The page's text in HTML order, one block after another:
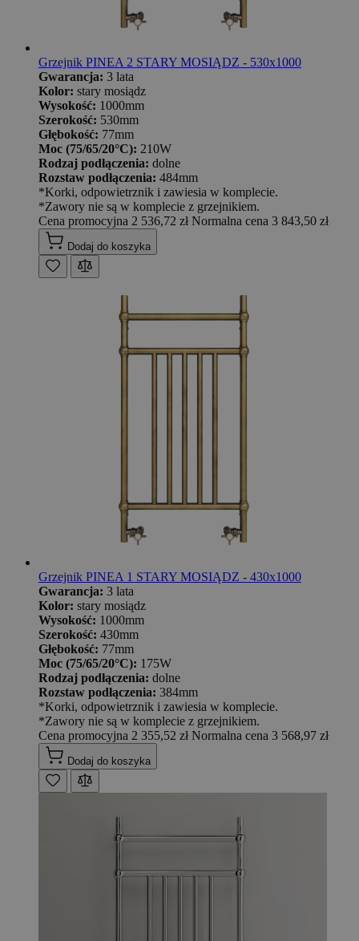
Grzejnik PINEA 2 STARY MOSIĄDZ - 530x1000
Gwarancja: 3 lata
Kolor: stary mosiądz
Wysokość: 1000mm
Szerokość: 530mm
Głębokość: 77mm
Moc (75/65/20°C): 210W
Rodzaj podłączenia: dolne
Rozstaw podłączenia: 484mm
*Korki, odpowietrznik i zawiesia w komplecie.
*Zawory nie są w komplecie z grzejnikiem.
Cena promocyjna 2 536,72 zł Normalna cena 3 843,50 zł
Dodaj do koszyka
Grzejnik PINEA 1 STARY MOSIĄDZ - 430x1000
Gwarancja: 3 lata
Kolor: stary mosiądz
Wysokość: 1000mm
Szerokość: 430mm
Głębokość: 77mm
Moc (75/65/20°C): 175W
Rodzaj podłączenia: dolne
Rozstaw podłączenia: 384mm
*Korki, odpowietrznik i zawiesia w komplecie.
*Zawory nie są w komplecie z grzejnikiem.
Cena promocyjna 2 355,52 zł Normalna cena 3 568,97 zł
Dodaj do koszyka